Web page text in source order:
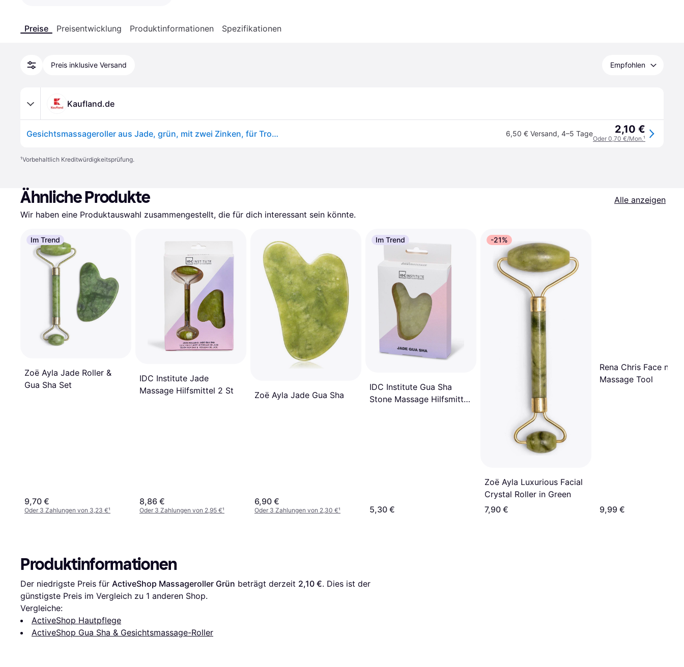
Preise Preisentwicklung Produktinformationen Spezifikationen
Preis inklusive Versand Empfohlen
Kaufland.de
Gesichtsmassageroller aus Jade, grün, mit zwei Zinken, für Trocken- oder Ölmassage, kühlbar 6,50 € Versand, 4–5 Tage 2,10 €
Oder 0,70 €/Mon.¹
¹Vorbehaltlich Kreditwürdigkeitsprüfung.
Ähnliche Produkte
Alle anzeigen
Wir haben eine Produktauswahl zusammengestellt, die für dich interessant sein könnte.
Im Trend
Zoë Ayla Jade Roller &
Gua Sha Set
9,70 €
Oder 3 Zahlungen von 3,23 €¹
IDC Institute Jade
Massage Hilfsmittel 2 St
8,86 €
Oder 3 Zahlungen von 2,95 €¹
Zoë Ayla Jade Gua Sha
6,90 €
Oder 3 Zahlungen von 2,30 €¹
Im Trend
IDC Institute Gua Sha
Stone Massage Hilfsmittel
5,30 €
-21%
Zoë Ayla Luxurious Facial
Crystal Roller in Green
7,90 €
Rena Chris Face n
Massage Tool
9,99 €
Produktinformationen
Der niedrigste Preis für ActiveShop Massageroller Grün beträgt derzeit 2,10 €. Dies ist der
günstigste Preis im Vergleich zu 1 anderen Shop.
Vergleiche:
ActiveShop Hautpflege
ActiveShop Gua Sha & Gesichtsmassage-Roller